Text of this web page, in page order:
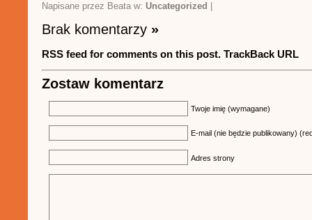
Napisane przez Beata w: Uncategorized
Brak komentarzy »
RSS feed for comments on this post. TrackBack URL
Zostaw komentarz
Twoje imię (wymagane)
E-mail (nie będzie publikowany)
Adres strony